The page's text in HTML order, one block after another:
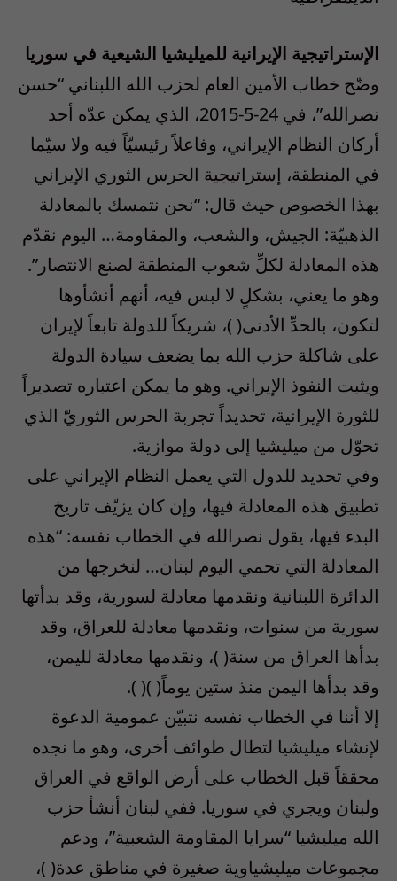
الإستراتيجية الإيرانية للميليشيا الشيعية في سوريا
وضّح خطاب الأمين العام لحزب الله اللبناني “حسن
نصرالله”، في 24-5-2015، الذي يمكن عدّه أحد
أركان النظام الإيراني، وفاعلاً رئيسيّاً فيه ولا سيّما
في المنطقة، إستراتيجية الحرس الثوري الإيراني
بهذا الخصوص حيث قال: “نحن نتمسك بالمعادلة
الذهبيّة: الجيش، والشعب، والمقاومة… اليوم نقدّم
هذه المعادلة لكلِّ شعوب المنطقة لصنع الانتصار”.
وهو ما يعني، بشكلٍ لا لبس فيه، أنهم أنشأوها
لتكون، بالحدِّ الأدنى( )، شريكاً للدولة تابعاً لإيران
على شاكلة حزب الله بما يضعف سيادة الدولة
ويثبت النفوذ الإيراني. وهو ما يمكن اعتباره تصديراً
للثورة الإيرانية، تحديداً تجربة الحرس الثوريّ الذي
تحوّل من ميليشيا إلى دولة موازية.
وفي تحديد للدول التي يعمل النظام الإيراني على
تطبيق هذه المعادلة فيها، وإن كان يزيّف تاريخ
البدء فيها، يقول نصرالله في الخطاب نفسه: “هذه
المعادلة التي تحمي اليوم لبنان… لنخرجها من
الدائرة اللبنانية ونقدمها معادلة لسورية، وقد بدأتها
سورية من سنوات، ونقدمها معادلة للعراق، وقد
بدأها العراق من سنة( )، ونقدمها معادلة لليمن،
وقد بدأها اليمن منذ ستين يوماً( )( ).
إلا أننا في الخطاب نفسه نتبيّن عمومية الدعوة
لإنشاء ميليشيا لتطال طوائف أخرى، وهو ما نجده
محققاً قبل الخطاب على أرض الواقع في العراق
ولبنان ويجري في سوريا. ففي لبنان أنشأ حزب
الله ميليشيا “سرايا المقاومة الشعبية”، ودعم
مجموعات ميليشياوية صغيرة في مناطق عدة( )،